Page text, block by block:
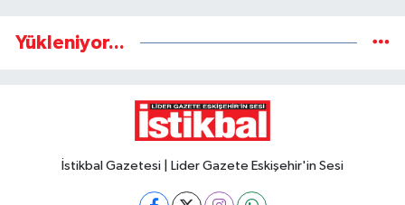
Yükleniyor...
İstikbal Gazetesi | Lider Gazete Eskişehir'in Sesi